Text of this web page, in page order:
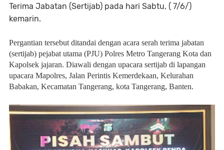
Terima Jabatan (Sertijab) pada hari Sabtu, ( 7/6/)
kemarin.
Pergantian tersebut ditandai dengan acara serah terima jabatan
(sertijab) pejabat utama (PJU) Polres Metro Tangerang Kota dan
Kapolsek jajaran. Diawali dengan upacara sertijab di lapangan
upacara Mapolres, Jalan Perintis Kemerdekaan, Kelurahan
Babakan, Kecamatan Tangerang, kota Tangerang, Banten.